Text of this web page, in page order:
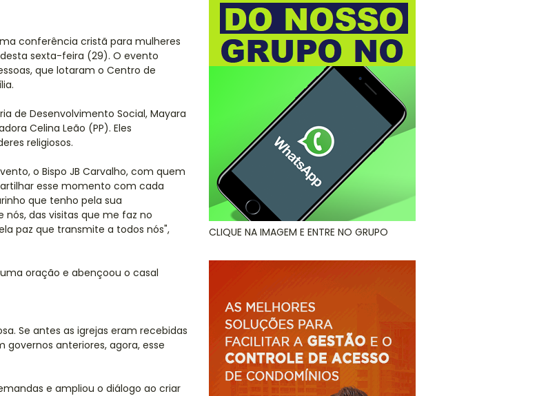
conferência cristã para mulheres
sexta-feira (29). O evento
que lotaram o Centro de
de Desenvolvimento Social, Mayara
Celina Leão (PP). Eles
religiosos.
o Bispo JB Carvalho, com quem
esse momento com cada
que tenho pela sua
das visitas que me faz no
paz que transmite a todos nós",
oração e abençoou o casal
Se antes as igrejas eram recebidas
anteriores, agora, esse
e ampliou o diálogo ao criar
CLIQUE NA IMAGEM E ENTRE NO GRUPO